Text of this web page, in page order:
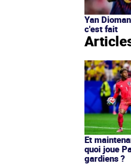
Yan
c'est fait
Et
quoi joue
gardiens ?